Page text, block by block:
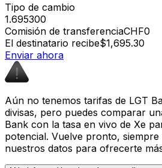
Tipo de cambio
1.695300
Comisión de transferenciaCHF0
El destinatario recibe$1,695.30
Enviar ahora
Aún no tenemos tarifas de LGT
divisas, pero puedes comparar
Bank con la tasa en vivo de Xe
potencial. Vuelve pronto, siempre
nuestros datos para ofrecerte